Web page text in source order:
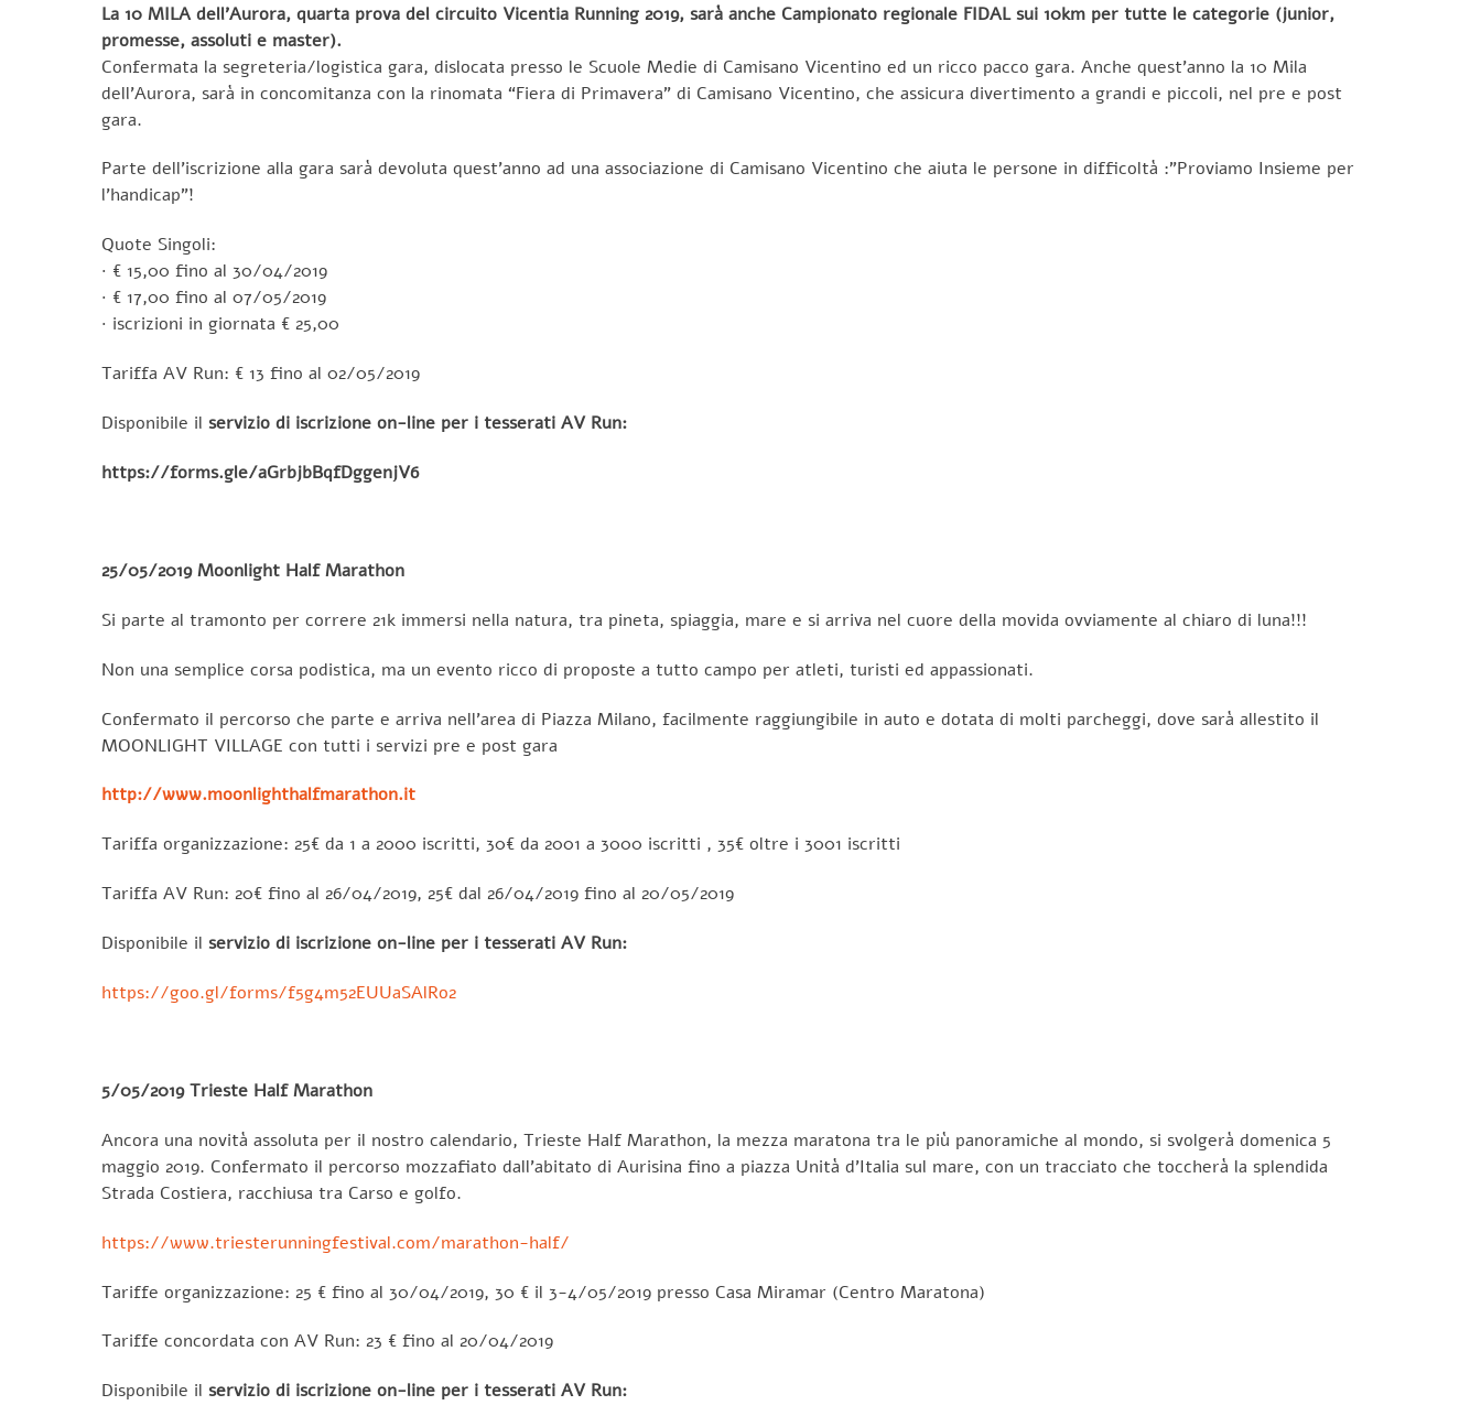
La 10 MILA dell’Aurora, quarta prova del circuito Vicentia Running 2019, sarà anche Campionato regionale FIDAL sui 10km per tutte le categorie (junior,
promesse, assoluti e master).
Confermata la segreteria/logistica gara, dislocata presso le Scuole Medie di Camisano Vicentino ed un ricco pacco gara. Anche quest’anno la 10 Mila
dell’Aurora, sarà in concomitanza con la rinomata “Fiera di Primavera” di Camisano Vicentino, che assicura divertimento a grandi e piccoli, nel pre e post
gara.
Parte dell’iscrizione alla gara sarà devoluta quest’anno ad una associazione di Camisano Vicentino che aiuta le persone in difficoltà :”Proviamo Insieme per
l’handicap”!
Quote Singoli:
· € 15,00 fino al 30/04/2019
· € 17,00 fino al 07/05/2019
· iscrizioni in giornata € 25,00
Tariffa AV Run: € 13 fino al 02/05/2019
Disponibile il servizio di iscrizione on-line per i tesserati AV Run:
https://forms.gle/aGrbjbBqfDggenjV6
25/05/2019 Moonlight Half Marathon
Si parte al tramonto per correre 21k immersi nella natura, tra pineta, spiaggia, mare e si arriva nel cuore della movida ovviamente al chiaro di luna!!!
Non una semplice corsa podistica, ma un evento ricco di proposte a tutto campo per atleti, turisti ed appassionati.
Confermato il percorso che parte e arriva nell’area di Piazza Milano, facilmente raggiungibile in auto e dotata di molti parcheggi, dove sarà allestito il
MOONLIGHT VILLAGE con tutti i servizi pre e post gara
http://www.moonlighthalfmarathon.it
Tariffa organizzazione: 25€ da 1 a 2000 iscritti, 30€ da 2001 a 3000 iscritti , 35€ oltre i 3001 iscritti
Tariffa AV Run: 20€ fino al 26/04/2019, 25€ dal 26/04/2019 fino al 20/05/2019
Disponibile il servizio di iscrizione on-line per i tesserati AV Run:
https://goo.gl/forms/f5g4m52EUUaSAlRo2
5/05/2019 Trieste Half Marathon
Ancora una novità assoluta per il nostro calendario, Trieste Half Marathon, la mezza maratona tra le più panoramiche al mondo, si svolgerà domenica 5
maggio 2019. Confermato il percorso mozzafiato dall’abitato di Aurisina fino a piazza Unità d’Italia sul mare, con un tracciato che toccherà la splendida
Strada Costiera, racchiusa tra Carso e golfo.
https://www.triesterunningfestival.com/marathon-half/
Tariffe organizzazione: 25 € fino al 30/04/2019, 30 € il 3-4/05/2019 presso Casa Miramar (Centro Maratona)
Tariffe concordata con AV Run: 23 € fino al 20/04/2019
Disponibile il servizio di iscrizione on-line per i tesserati AV Run: